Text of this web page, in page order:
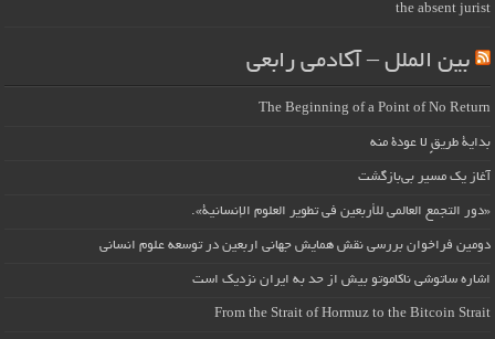
the absent jurist
بین الملل – آکادمی رابعی
The Beginning of a Point of No Return
بداية طريقٍ لا عودة منه
آغاز یک مسیر بی‌بازگشت
«دور التجمع العالمي للأربعين في تطوير العلوم الإنسانية».
دومین فراخوان بررسی نقش همایش جهانی اربعین در توسعه علوم انسانی
اشاره ساتوشی ناکاموتو بیش از حد به ایران نزدیک است
From the Strait of Hormuz to the Bitcoin Strait